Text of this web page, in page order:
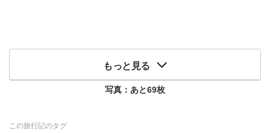
もっと見る
写真：あと69枚
この旅行記のタグ